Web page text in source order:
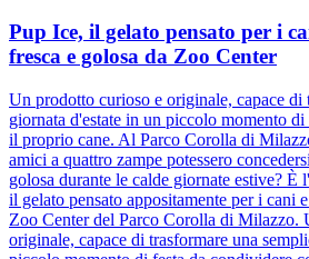
Pup Ice, il gelato pensato per i
fresca e golosa da Zoo Center
Un prodotto curioso e originale, capace di
giornata d'estate in un piccolo momento
il proprio cane. Al Parco Corolla di
amici a quattro zampe potessero
golosa durante le calde giornate estive? È
il gelato pensato appositamente per i cani
Zoo Center del Parco Corolla di Milazzo.
originale, capace di trasformare una